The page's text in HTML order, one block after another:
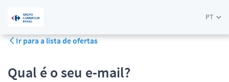
PT
Ir para a lista de ofertas
Qual é o seu e-mail?